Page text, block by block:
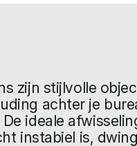
zijn stijlvolle
achter je
ideale
instabiel is,